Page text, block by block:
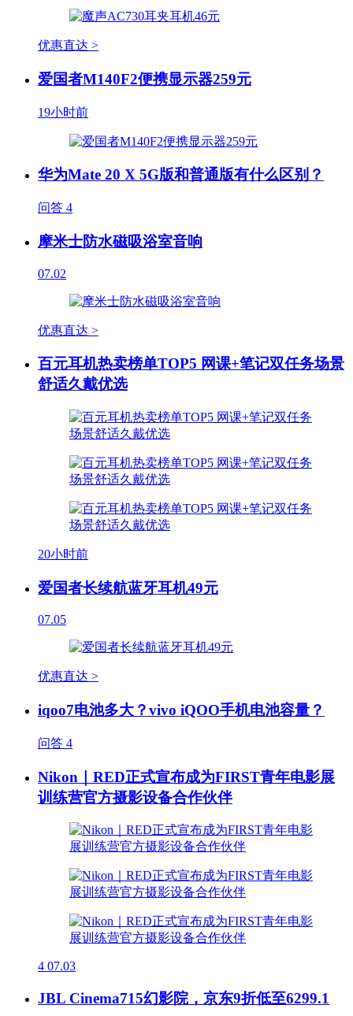
优惠直达 >
爱国者M140F2便携显示器259元
19小时前
华为Mate 20 X 5G版和普通版有什么区别？
问答 4
摩米士防水磁吸浴室音响
07.02
优惠直达 >
百元耳机热卖榜单TOP5 网课+笔记双任务场景
舒适久戴优选
20小时前
爱国者长续航蓝牙耳机49元
07.05
优惠直达 >
iqoo7电池多大？vivo iQOO手机电池容量？
问答 4
Nikon｜RED正式宣布成为FIRST青年电影展
训练营官方摄影设备合作伙伴
4 07.03
JBL Cinema715幻影院，京东9折低至6299.1